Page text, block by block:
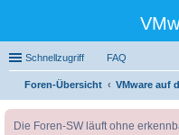
Schnellzugriff FAQ
Foren-Übersicht VMware auf
Die Foren-SW läuft ohne